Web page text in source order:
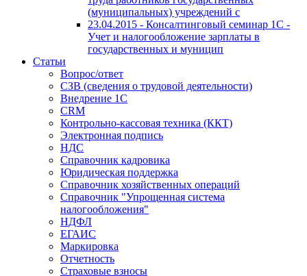
(муниципальных) учреждений с
23.04.2015 - Консалтинговый семинар 1С -
Учет и налогообложение зарплаты в
государственных и муницип
Статьи
Вопрос/ответ
СЗВ (сведения о трудовой деятельности)
Внедрение 1С
CRM
Контрольно-кассовая техника (ККТ)
Электронная подпись
НДС
Справочник кадровика
Юридическая поддержка
Справочник хозяйственных операций
Справочник "Упрощенная система
налогообложения"
НДФЛ
ЕГАИС
Маркировка
Отчетность
Страховые взносы